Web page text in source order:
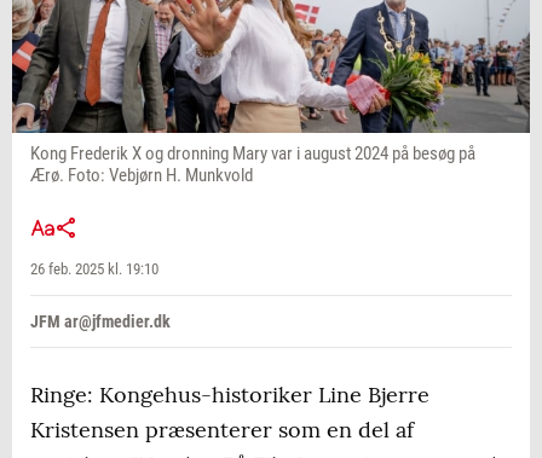
Kong Frederik X og dronning Mary var i august 2024 på besøg på
Ærø. Foto: Vebjørn H. Munkvold
26 feb. 2025 kl. 19:10
JFM ar@jfmedier.dk
Ringe: Kongehus-historiker Line Bjerre
Kristensen præsenterer som en del af